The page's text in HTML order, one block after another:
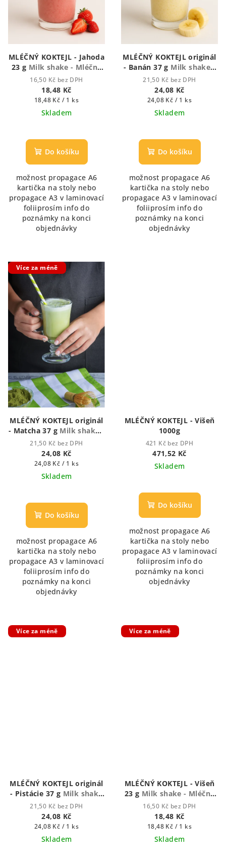
MLÉČNÝ KOKTEJL - Jahoda
23 g Milk shake - Mléčný
koktejl
16,50 Kč bez DPH
18,48 Kč
Měrná
cena:
18,48 Kč / 1 ks
Skladem
Do košíku
možnost propagace A6
kartička na stoly nebo
propagace A3 v laminovací
foliiprosím info do
poznámky na konci
objednávky
MLÉČNÝ KOKTEJL originál
- Banán 37 g Milk shake -
Mléčný koktejl
21,50 Kč bez DPH
24,08 Kč
Měrná
cena:
24,08 Kč / 1 ks
Skladem
Do košíku
možnost propagace A6
kartička na stoly nebo
propagace A3 v laminovací
foliiprosím info do
poznámky na konci
objednávky
Více za méně
MLÉČNÝ KOKTEJL originál
- Matcha 37 g Milk shake -
Mléčný koktejl
21,50 Kč bez DPH
24,08 Kč
Měrná
cena:
24,08 Kč / 1 ks
Skladem
Do košíku
možnost propagace A6
kartička na stoly nebo
propagace A3 v laminovací
foliiprosím info do
poznámky na konci
objednávky
MLÉČNÝ KOKTEJL - Višeň
1000g
421 Kč bez DPH
471,52 Kč
Skladem
Do košíku
možnost propagace A6
kartička na stoly nebo
propagace A3 v laminovací
foliiprosím info do
poznámky na konci
objednávky
Více za méně
MLÉČNÝ KOKTEJL originál
- Pistácie 37 g Milk shake
- Mléčný koktejl
21,50 Kč bez DPH
24,08 Kč
Měrná
cena:
24,08 Kč / 1 ks
Skladem
Více za méně
MLÉČNÝ KOKTEJL - Višeň
23 g Milk shake - Mléčný
koktejl
16,50 Kč bez DPH
18,48 Kč
Měrná
cena:
18,48 Kč / 1 ks
Skladem